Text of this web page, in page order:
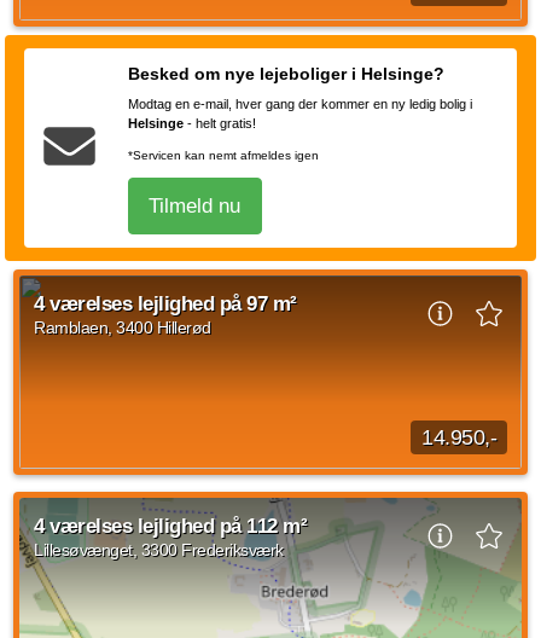
Her byder vi dig velkommen i en god 2-værelses lejlighed på
56 kvm, hvor du træder ind i entreen med plads til sko og
overtøj. Herfra er der adgang...
2 vær. 56 m²
Besked om nye lejeboliger i Helsinge?
Modtag en e-mail, hver gang der kommer en ny ledig bolig i
Helsinge - helt gratis!
*Servicen kan nemt afmeldes igen
Tilmeld nu
4 værelses lejlighed på 97 m²
Ramblaen, 3400 Hillerød
14.950,-
Her byder vi dig velkommen i en stor 4-værelses lejlighed på
97 kvm, hvor du træder ind i entreen med plads til sko og
overtøj. Herfra er der adgang...
Kilde: home
4 vær. 97 m² efter aftale
4 værelses lejlighed på 112 m²
Lillesøvænget, 3300 Frederiksværk